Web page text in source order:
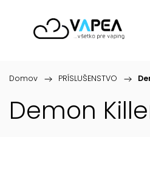
Domov / PRÍSLUŠENSTVO /
Demon